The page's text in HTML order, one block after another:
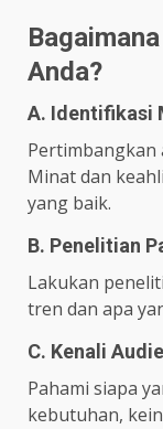
Anda?
A. Identifikasi
Pertimbangkan
Minat dan
yang baik.
B. Penelitian
Lakukan
tren dan apa
C. Kenali
Pahami siapa
kebutuhan,